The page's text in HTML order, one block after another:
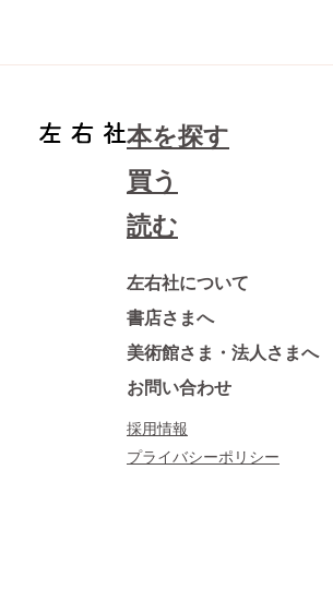
本を探す
買う
読む
左右社について
書店さまへ
美術館さま・法人さまへ
お問い合わせ
採用情報
プライバシーポリシー